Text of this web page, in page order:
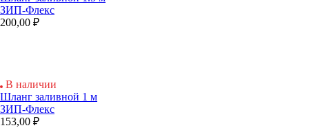
ЗИП-Флекс
200,00 ₽
В наличии
Шланг заливной 1 м
ЗИП-Флекс
153,00 ₽